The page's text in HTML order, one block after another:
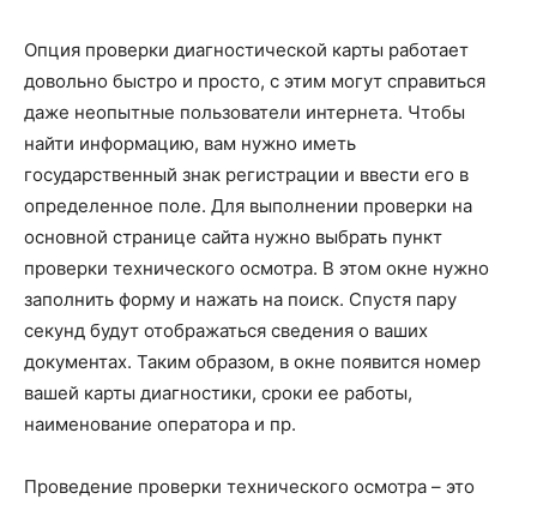
Опция проверки диагностической карты работает
довольно быстро и просто, с этим могут справиться
даже неопытные пользователи интернета. Чтобы
найти информацию, вам нужно иметь
государственный знак регистрации и ввести его в
определенное поле. Для выполнении проверки на
основной странице сайта нужно выбрать пункт
проверки технического осмотра. В этом окне нужно
заполнить форму и нажать на поиск. Спустя пару
секунд будут отображаться сведения о ваших
документах. Таким образом, в окне появится номер
вашей карты диагностики, сроки ее работы,
наименование оператора и пр.
Проведение проверки технического осмотра – это